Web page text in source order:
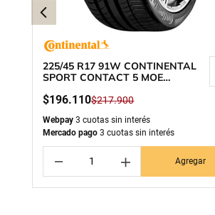
225/45 R17 91W CONTINENTAL
SPORT CONTACT 5 MOE
$196.110$217.900
Webpay 3 cuotas sin interés
Mercado pago 3 cuotas sin interés
＋
－ Agregar